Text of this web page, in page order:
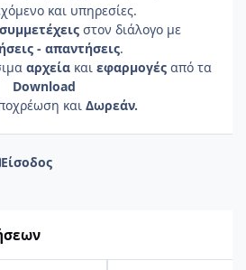
και υπηρεσίες.
συμμετέχεις στον διάλογο με
- απαντήσεις.
αρχείακαι εφαρμογέςαπό τα
Download
και Δωρεάν.
Είσοδος